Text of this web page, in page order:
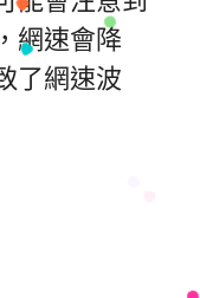
網速會降
了網速波